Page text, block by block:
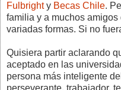
Fulbrighty Becas Chile.
familia y a muchos
variadas formas. Si no
Quisiera partir aclarando
aceptado en las
persona más inteligente
perseverante, trabajador,